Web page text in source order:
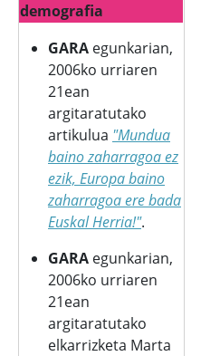
demografia
GARA egunkarian,
2006ko urriaren
21ean
argitaratutako
artikulua "Mundua
baino zaharragoa ez
ezik, Europa baino
zaharragoa ere bada
Euskal Herria!".
GARA egunkarian,
2006ko urriaren
21ean
argitaratutako
elkarrizketa Marta